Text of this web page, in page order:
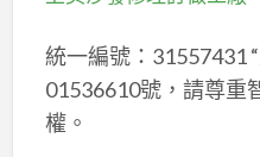
統一編號：31557431
01536610號，請尊重
權。